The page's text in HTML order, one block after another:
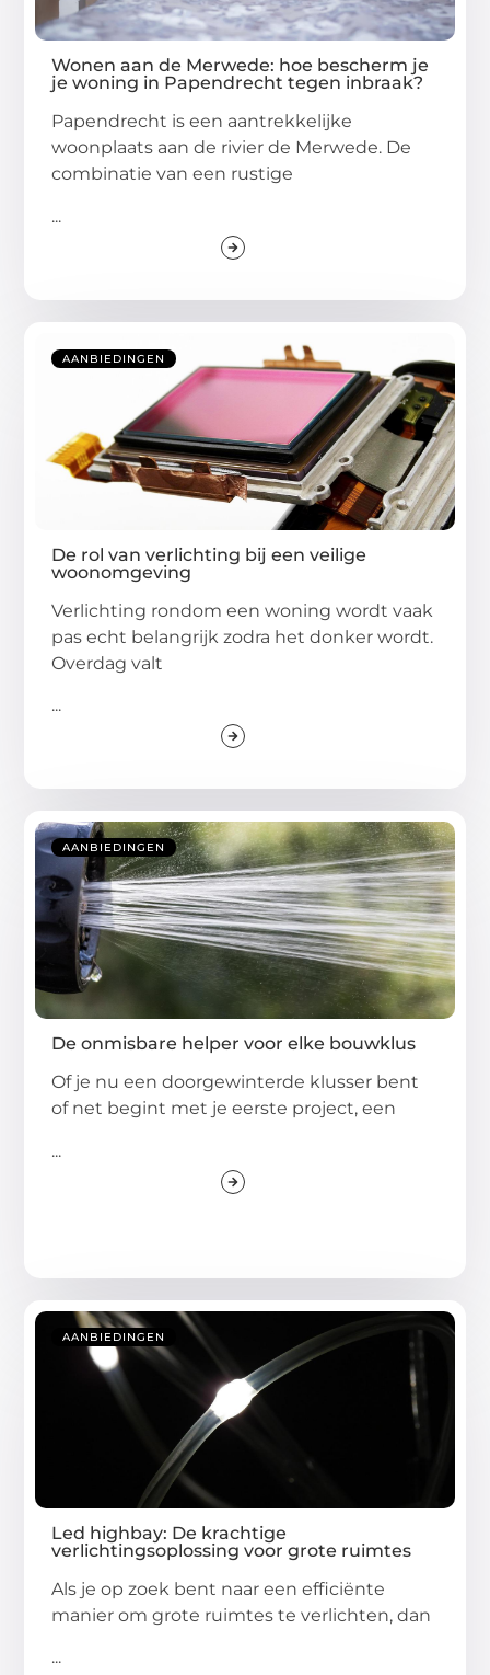
Wonen aan de Merwede: hoe bescherm je
je woning in Papendrecht tegen inbraak?
Papendrecht is een aantrekkelijke
woonplaats aan de rivier de Merwede. De
combinatie van een rustige
...
AANBIEDINGEN
De rol van verlichting bij een veilige
woonomgeving
Verlichting rondom een woning wordt vaak
pas echt belangrijk zodra het donker wordt.
Overdag valt
...
AANBIEDINGEN
De onmisbare helper voor elke bouwklus
Of je nu een doorgewinterde klusser bent
of net begint met je eerste project, een
...
AANBIEDINGEN
Led highbay: De krachtige
verlichtingsoplossing voor grote ruimtes
Als je op zoek bent naar een efficiënte
manier om grote ruimtes te verlichten, dan
...